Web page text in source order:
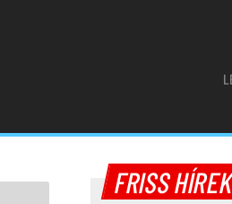
FRISS